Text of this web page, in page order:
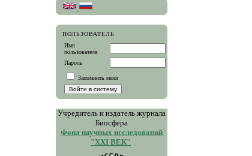
ПОЛЬЗОВАТЕЛЬ
Имя
пользователя
Пароль
Запомнить меня
Учредитель и издатель журнала
Биосфера
Фонд научных исследований
"XXI ВЕК"